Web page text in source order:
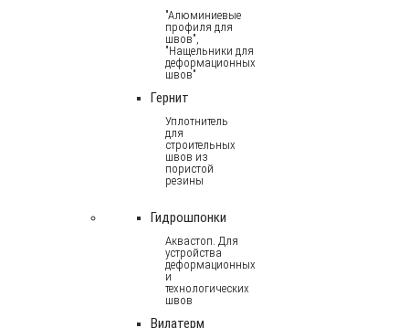
"Алюминиевые
профиля для
швов",
"Нащельники для
деформационных
швов"
Гернит
Уплотнитель
для
строительных
швов из
пористой
резины
Гидрошпонки
Аквастоп. Для
устройства
деформационных
и
технологических
швов
Вилатерм